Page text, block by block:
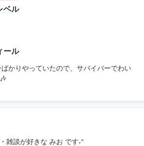
ベル
ール
かりやっていたので、サバイバーでわい
雑談が好きな みお です˖°